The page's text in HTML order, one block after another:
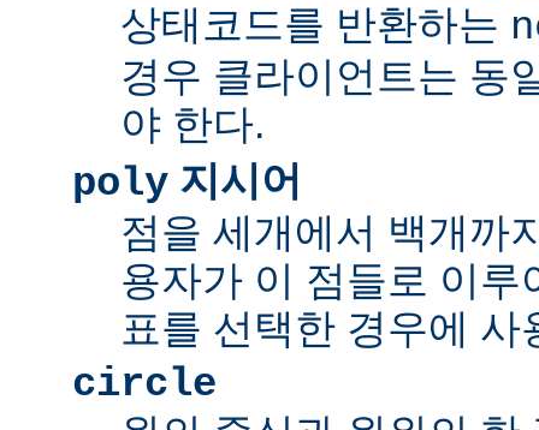
상태코드를 반환하는
경우 클라이언트는 동
야 한다.
poly 지시어
점을 세개에서 백개까
용자가 이 점들로 이루
표를 선택한 경우에 사
circle